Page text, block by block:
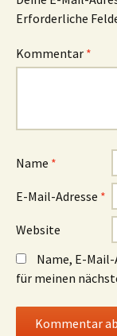
Erforderliche
Kommentar *
Name *
E-Mail-Adresse *
Website
Name, E-
für meinen